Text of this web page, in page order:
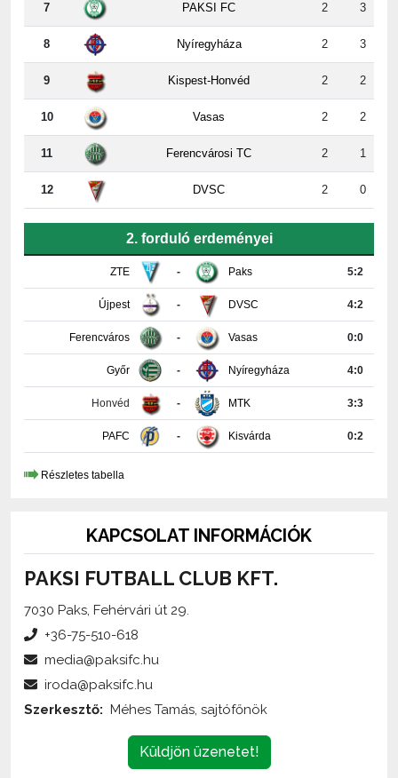
8 Nyíregyháza 2 3
9 Kispest-Honvéd 2 2
10 Vasas 2 2
11 Ferencvárosi TC 2 1
12 DVSC 2 0
ZTE - Paks
Újpest DVSC 4:2
Ferencváros Vasas 0:0
Győr Nyíregyháza 4:0
Honvéd MTK 3:3
PAFC Kisvárda 0:2
Részletes tabella
PAKSI FUTBALL CLUB KFT.
7030 Paks, Fehérvári út 29.
Küldjön üzenetet!